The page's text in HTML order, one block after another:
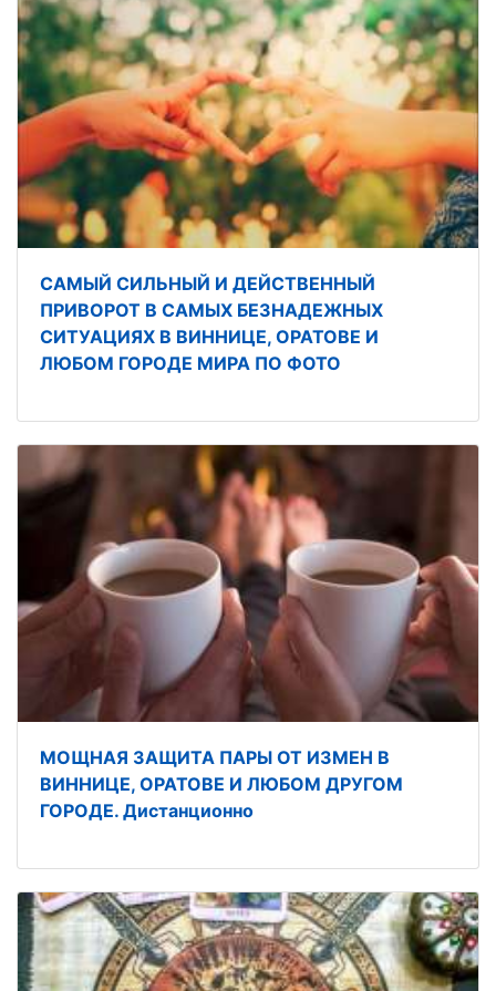
САМЫЙ СИЛЬНЫЙ И ДЕЙСТВЕННЫЙ
ПРИВОРОТ В САМЫХ БЕЗНАДЕЖНЫХ
СИТУАЦИЯХ В ВИННИЦЕ, ОРАТОВЕ И
ЛЮБОМ ГОРОДЕ МИРА ПО ФОТО
МОЩНАЯ ЗАЩИТА ПАРЫ ОТ ИЗМЕН В
ВИННИЦЕ, ОРАТОВЕ И ЛЮБОМ ДРУГОМ
ГОРОДЕ. Дистанционно